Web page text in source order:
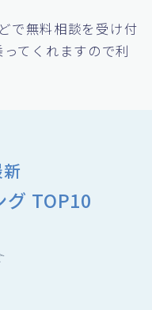
で無料相談を受け付
てくれますので利
グ TOP10